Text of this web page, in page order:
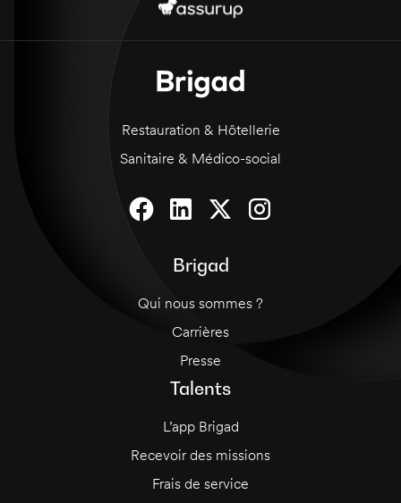
Restauration & Hôtellerie
Sanitaire & Médico-social
Brigad
Qui nous sommes ?
Carrières
Presse
Talents
L’app Brigad
Recevoir des missions
Frais de service